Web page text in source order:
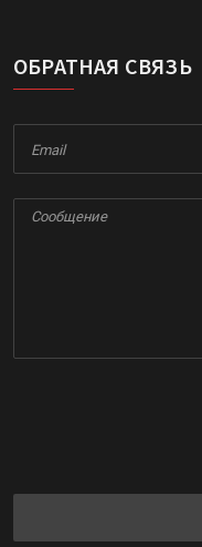
ОБРАТНАЯ СВЯЗЬ